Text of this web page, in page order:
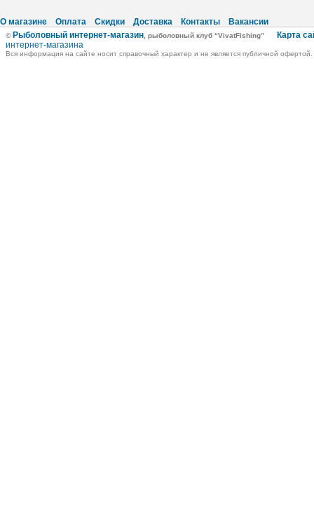
О магазине Оплата Скидки Доставка Контакты Вакансии
© Рыболовный интернет-магазин , рыболовный клуб “VivatFishing”
Карта
интернет-магазина
Вся информация на сайте носит справочный характер и не является публичной офертой.